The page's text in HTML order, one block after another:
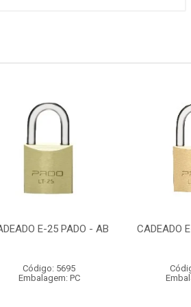
E-25 PADO - AB
Código: 5695
Embalagem: PC
CADEADO